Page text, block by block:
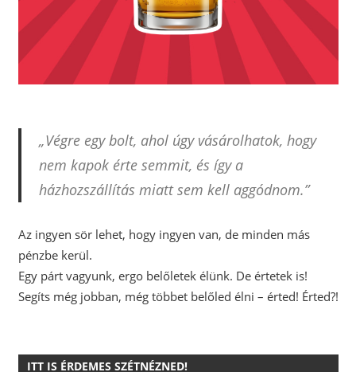
„Végre egy bolt, ahol úgy vásárolhatok, hogy
nem kapok érte semmit, és így a
házhozszállítás miatt sem kell aggódnom.”
Az ingyen sör lehet, hogy ingyen van, de minden más
pénzbe kerül.
Egy párt vagyunk, ergo belőletek élünk. De értetek is!
Segíts még jobban, még többet belőled élni – érted! Érted?!
ITT IS ÉRDEMES SZÉTNÉZNED!